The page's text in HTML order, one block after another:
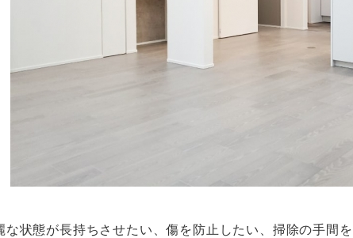
な状態が長持ちさせたい、傷を防止したい、掃除の手間